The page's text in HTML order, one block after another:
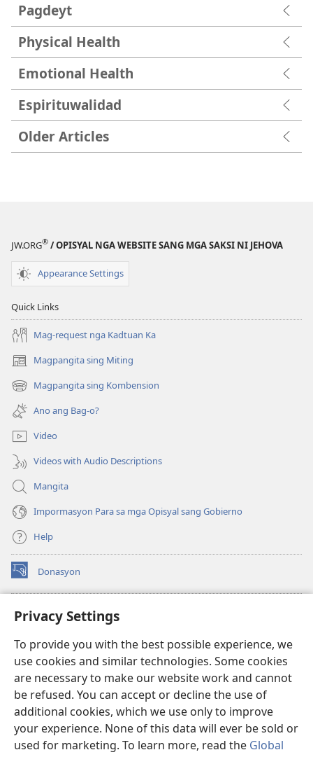
Privacy Settings
To provide you with the best possible experience, we
use cookies and similar technologies. Some cookies
are necessary to make our website work and cannot
be refused. You can accept or decline the use of
additional cookies, which we use only to improve
your experience. None of this data will ever be sold or
used for marketing. To learn more, read the Global
Pagdeyt
Physical Health
Emotional Health
Espirituwalidad
Older Articles
JW.ORG® / OPISYAL NGA WEBSITE SANG MGA SAKSI NI JEHOVA
Appearance Settings
Quick Links
Mag-request nga Kadtuan Ka
Magpangita sing Miting
(opens
new
window)
Magpangita sing Kombension
(opens
new
window)
Ano ang Bag-o?
Video
Videos with Audio Descriptions
Mangita
Impormasyon Para sa mga Opisyal sang Gobierno
Help
Donasyon
(opens
new
Watchtower ONLINE LIBRARY™
(opens
window)JW Hub
(opens
new
window)JW Library
Watchtower Library